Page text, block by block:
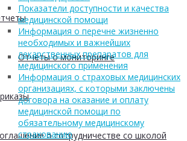
Отчеты о мониторинге
о сотрудничестве со школой
Показатели доступности и качества
медицинской помощи
Информация о перечне жизненно
необходимых и важнейших
лекарственных препаратов для
медицинского применения
Информация о страховых медицинских
организациях, с которыми заключены
договора на оказание и оплату
медицинской помощи по
обязательному медицинскому
страхованию